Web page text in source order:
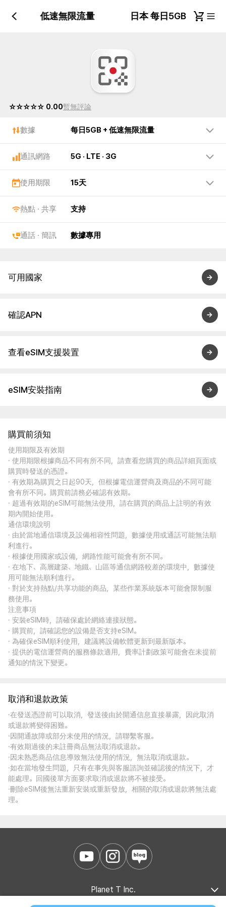
日5GB + 低速無限流量 日本 每日5GB + 低速
☆☆☆☆☆ 0.00暫無評論
數據 每日5GB + 低速無限流量
通訊網路 5G · LTE · 3G
使用期限 15天
熱點 · 共享 支持
通話 · 簡訊 數據專用
可用國家
確認APN
查看eSIM支援裝置
eSIM安裝指南
購買前須知
使用期限及有效期
· 使用期限根據商品不同有所不同，請查看您購買的商品詳細頁面或
購買時發送的憑證。
· 有效期為購買之日起90天，但根據電信運營商及商品的不同可能
會有所不同。購買前請務必確認有效期。
· 超過有效期的eSIM可能無法使用，請在購買的商品上註明的有效
期內開始使用。
通信環境說明
· 由於當地通信環境及設備相容性問題，數據使用或通話可能無法順
利進行。
· 根據使用國家或設備，網路性能可能會有所不同。
· 在地下、高層建築、地鐵、山區等通信網路較差的環境中，數據使
用可能無法順利進行。
· 對於支持熱點/共享功能的商品，某些作業系統版本可能會限制服
務使用。
注意事項
· 安裝eSIM時，請確保處於網絡連接狀態。
· 購買前，請確認您的設備是否支持eSIM。
· 為確保eSIM順利使用，建議將設備軟體更新到最新版本。
· 提供的電信運營商的服務條款適用，費率計劃政策可能會在未提前
通知的情況下變更。
取消和退款政策
·在發送憑證前可以取消，發送後由於開通信息直接暴露，因此取消
或退款將變得困難。
·因開通故障或部分未使用的情況，請聯繫客服。
·有效期過後的未註冊商品無法取消或退款。
·因未熟悉商品信息導致無法使用的情況，無法取消或退款。
·如在當地發生問題，只有在事先與客服諮詢並確認後的情況下，才
能處理。回國後單方面要求取消或退款將不被接受。
·刪除eSIM後無法重新安裝或重新發放，相關的取消或退款將無法處
理。
Planet T Inc.